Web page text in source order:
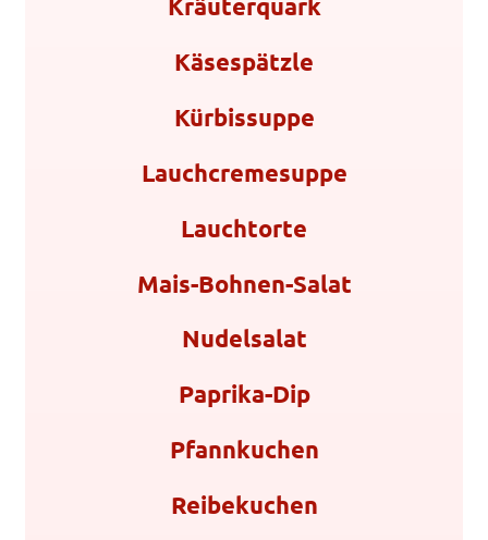
Kräuterquark
Käsespätzle
Kürbissuppe
Lauchcremesuppe
Lauchtorte
Mais-Bohnen-Salat
Nudelsalat
Paprika-Dip
Pfannkuchen
Reibekuchen